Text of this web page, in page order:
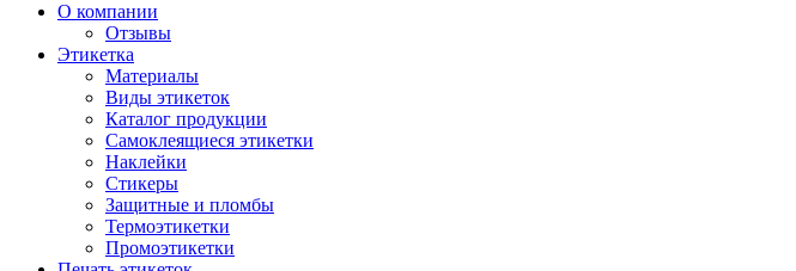
О компании
Отзывы
Этикетка
Материалы
Виды этикеток
Каталог продукции
Самоклеящиеся этикетки
Наклейки
Стикеры
Защитные и пломбы
Термоэтикетки
Промоэтикетки